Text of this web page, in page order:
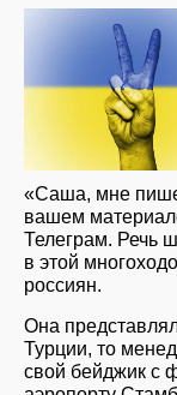
«Саша, мне
вашем
Телеграм. Речь
в этой
россиян.
Она
Турции, то
свой бейджик с